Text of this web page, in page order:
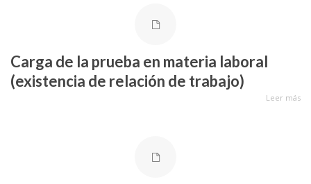
Carga de la prueba en materia laboral
(existencia de relación de trabajo)
Leer más